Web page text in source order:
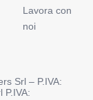
Lavora con
noi
Srl – P.IVA:
P.IVA: